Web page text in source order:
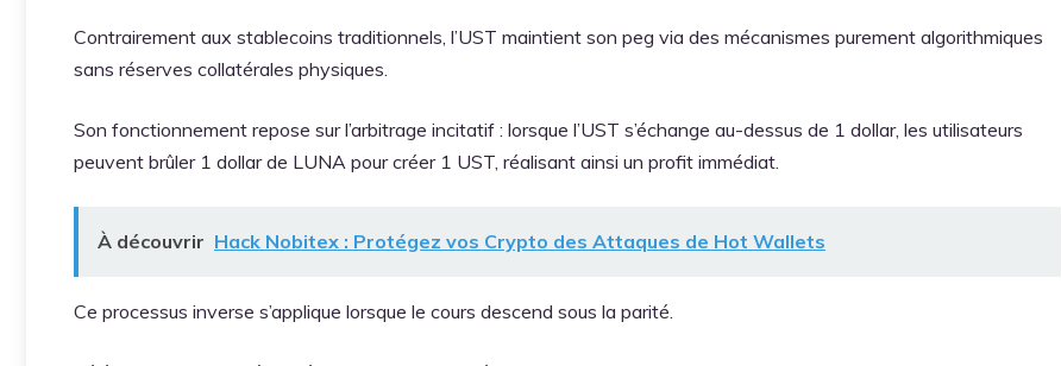
Contrairement aux stablecoins traditionnels, l’UST maintient son peg via des mécanismes purement algorithmiques
sans réserves collatérales physiques.
Son fonctionnement repose sur l’arbitrage incitatif : lorsque l’UST s’échange au-dessus de 1 dollar, les utilisateurs
peuvent brûler 1 dollar de LUNA pour créer 1 UST, réalisant ainsi un profit immédiat.
À découvrir Hack Nobitex : Protégez vos Crypto des Attaques de Hot Wallets
Ce processus inverse s’applique lorsque le cours descend sous la parité.